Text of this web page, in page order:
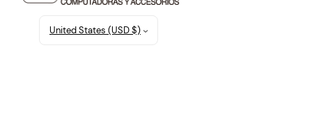
United States (USD $)